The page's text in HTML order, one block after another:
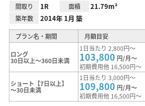
間取り 1R 面積 21.79m²
築年数 2014年 1月 築
プラン名・期間 月額目安
ロング
30日以上～360日未満
1日当たり 2,800円～
103,800 円/月～
初期費用他 16,500円～
ショート【7日以上】
～30日未満
1日当たり 3,000円～
109,800 円/月～
初期費用他 16,500円～